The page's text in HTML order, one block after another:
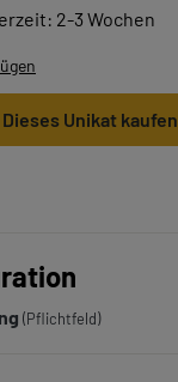
2-3 Wochen
Dieses Unikat kaufen
(Pflichtfeld)